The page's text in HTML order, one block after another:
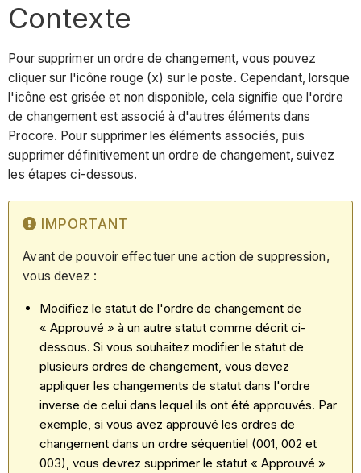
Contexte
Pour supprimer un ordre de changement, vous pouvez
cliquer sur l'icône rouge (x) sur le poste. Cependant, lorsque
l'icône est grisée et non disponible, cela signifie que l'ordre
de changement est associé à d'autres éléments dans
Procore. Pour supprimer les éléments associés, puis
supprimer définitivement un ordre de changement, suivez
les étapes ci-dessous.
IMPORTANT
Avant de pouvoir effectuer une action de suppression,
vous devez :
Modifiez le statut de l'ordre de changement de
« Approuvé » à un autre statut comme décrit ci-
dessous. Si vous souhaitez modifier le statut de
plusieurs ordres de changement, vous devez
appliquer les changements de statut dans l'ordre
inverse de celui dans lequel ils ont été approuvés. Par
exemple, si vous avez approuvé les ordres de
changement dans un ordre séquentiel (001, 002 et
003), vous devrez supprimer le statut « Approuvé »